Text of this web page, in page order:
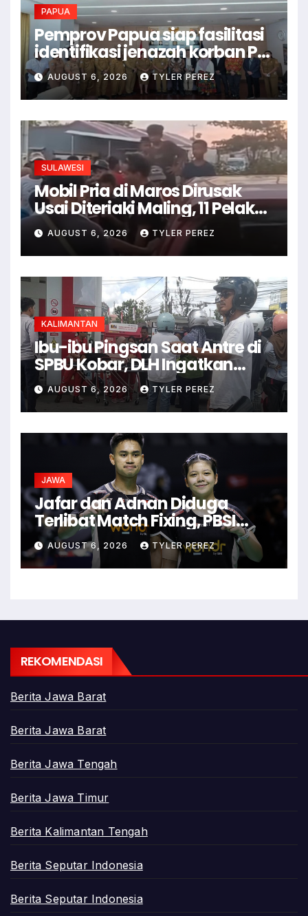
PAPUA
Pemprov Papua siap fasilitasi
identifikasi jenazah korban PD
II AUGUST 6, 2026 TYLER PEREZ
SULAWESI
Mobil Pria di Maros Dirusak
Usai Diteriaki Maling, 11 Pelaku
Ditangkap
AUGUST 6, 2026 TYLER PEREZ
KALIMANTAN
Ibu-ibu Pingsan Saat Antre di
SPBU Kobar, DLH Ingatkan
Ancaman Dehidrasi
AUGUST 6, 2026 TYLER PEREZ
JAWA
Jafar dan Adnan Diduga
Terlibat Match Fixing, PBSI
Langsung Ubah Komposisi
Ganda Campuran
AUGUST 6, 2026 TYLER PEREZ
REKOMENDASI
Berita Jawa Barat
Berita Jawa Barat
Berita Jawa Tengah
Berita Jawa Timur
Berita Kalimantan Tengah
Berita Seputar Indonesia
Berita Seputar Indonesia